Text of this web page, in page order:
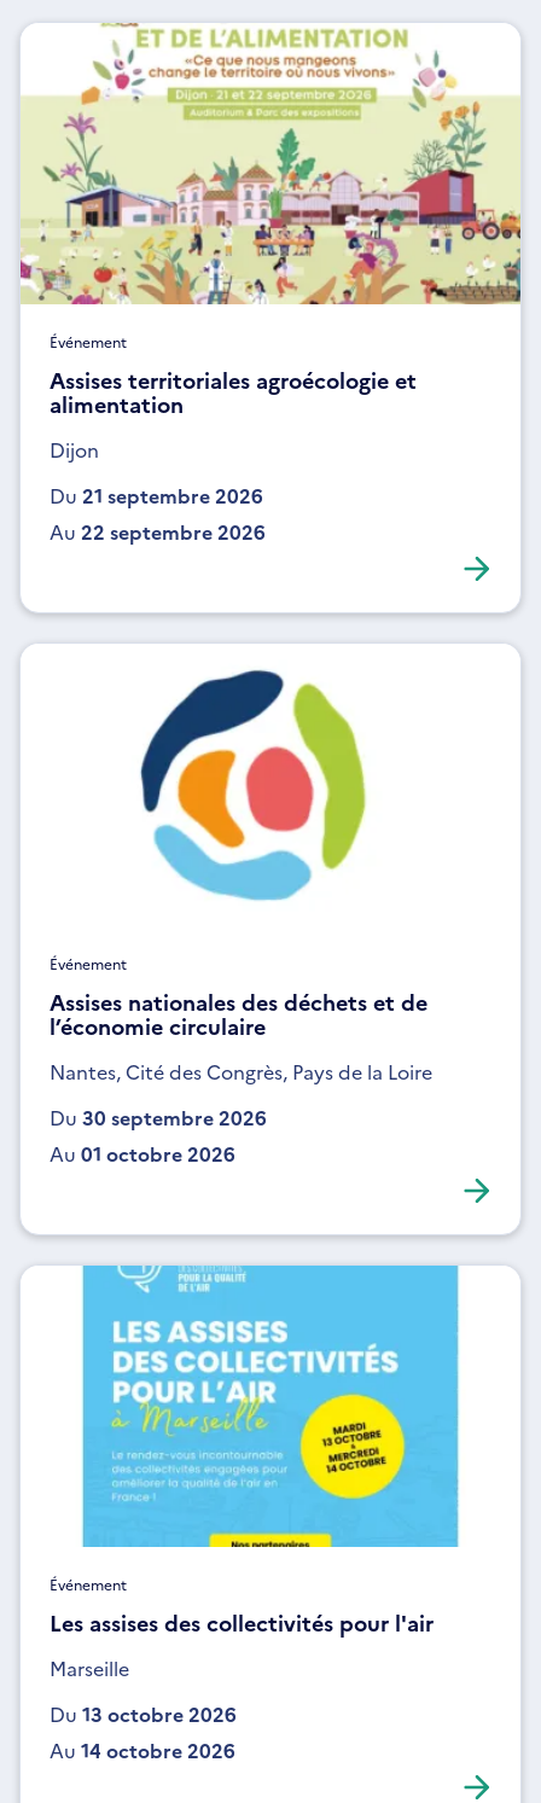
Événement
Assises territoriales agroécologie et
alimentation
Dijon
Du 21 septembre 2026
Au 22 septembre 2026
Événement
Assises nationales des déchets et de
l’économie circulaire
Nantes, Cité des Congrès, Pays de la Loire
Du 30 septembre 2026
Au 01 octobre 2026
Événement
Les assises des collectivités pour l'air
Marseille
Du 13 octobre 2026
Au 14 octobre 2026